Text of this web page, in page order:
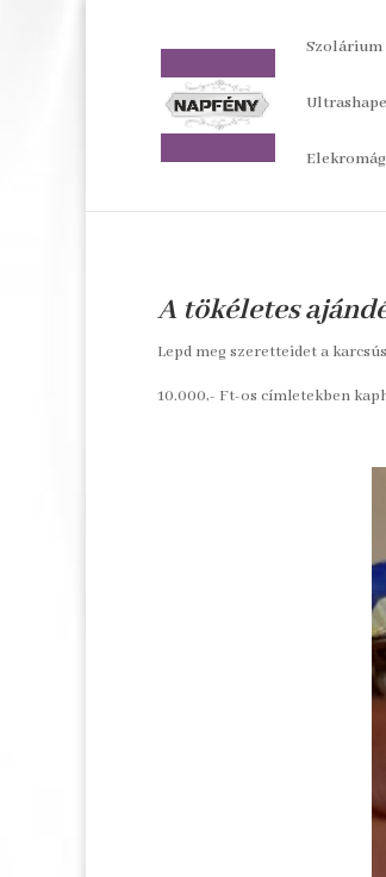
Szolárium
A tökéletes
Lepd meg szeretteidet a
10.000,- Ft-os címletekben